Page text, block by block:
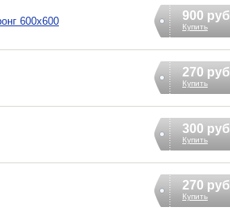
600х600 900 руб
Купить
270 руб
Купить
300 руб
Купить
270 руб
Купить